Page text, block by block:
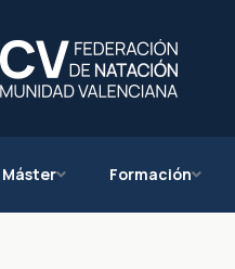
Máster Formación